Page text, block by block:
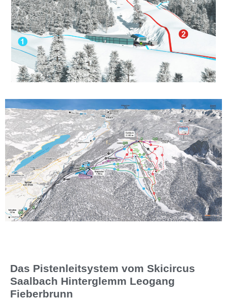
Das Pistenleitsystem vom Skicircus
Saalbach Hinterglemm Leogang
Fieberbrunn